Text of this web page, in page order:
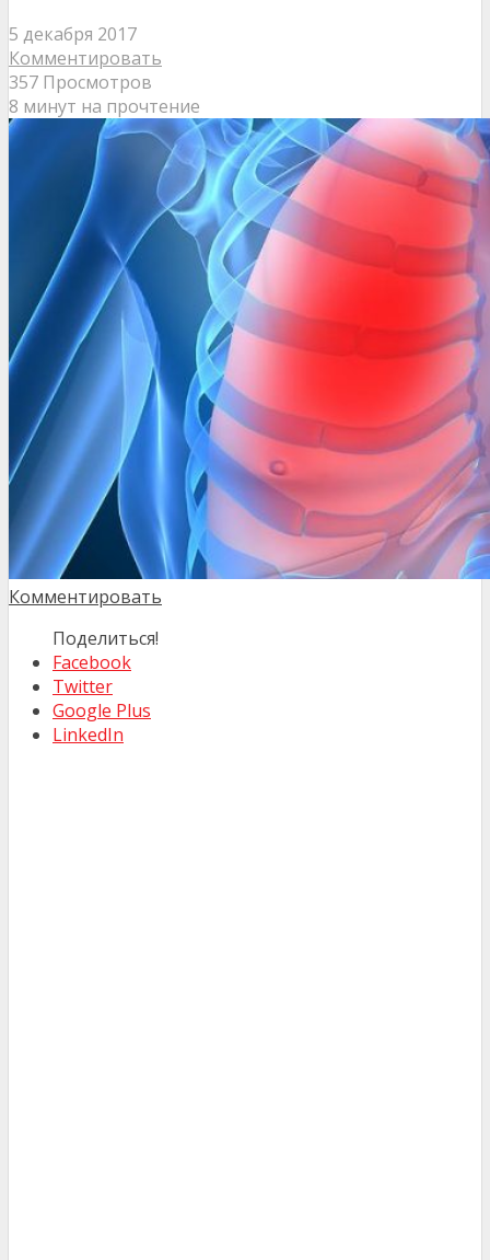
5 декабря 2017
Комментировать
357 Просмотров
8 минут на прочтение
Комментировать
Поделиться!
Facebook
Twitter
Google Plus
LinkedIn